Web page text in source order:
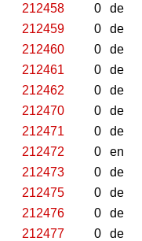
212458
0 de
212459
0 de
212460
0 de
212461
0 de
212462
0 de
212470
0 de
212471
0 de
212472
0 en
212473
0 de
212475
0 de
212476
0 de
212477
0 de